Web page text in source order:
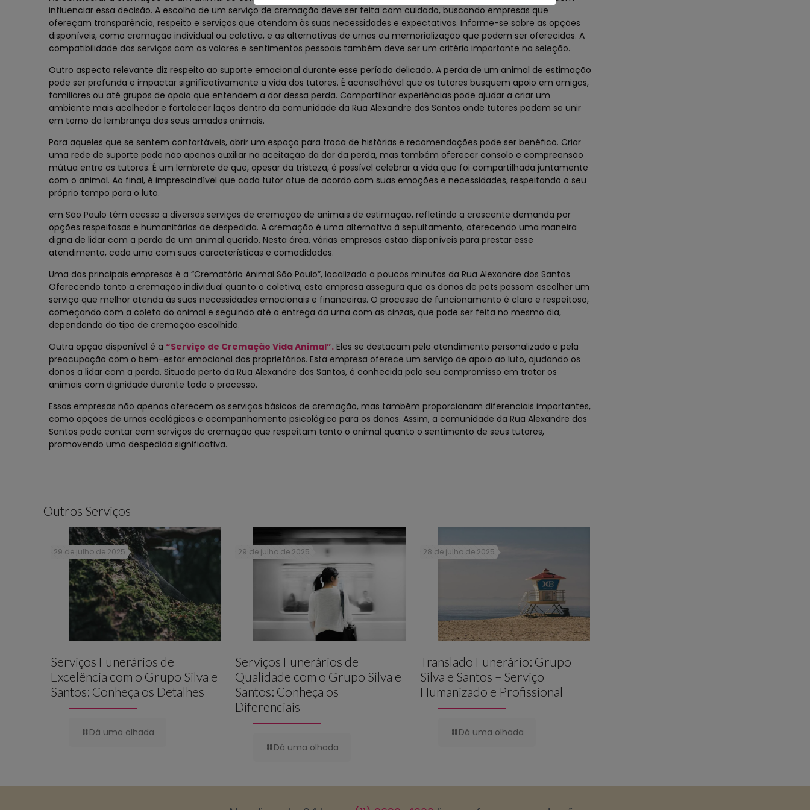
influenciar essa decisão. A escolha de um serviço de cremação deve ser feita com cuidado, buscando empresas que
ofereçam transparência, respeito e serviços que atendam às suas necessidades e expectativas. Informe-se sobre as opções
disponíveis, como cremação individual ou coletiva, e as alternativas de urnas ou memorialização que podem ser oferecidas. A
compatibilidade dos serviços com os valores e sentimentos pessoais também deve ser um critério importante na seleção.
Outro aspecto relevante diz respeito ao suporte emocional durante esse período delicado. A perda de um animal de estimação
pode ser profunda e impactar significativamente a vida dos tutores. É aconselhável que os tutores busquem apoio em amigos,
familiares ou até grupos de apoio que entendem a dor dessa perda. Compartilhar experiências pode ajudar a criar um
ambiente mais acolhedor e fortalecer laços dentro da comunidade da Rua Alexandre dos Santos onde tutores podem se unir
em torno da lembrança dos seus amados animais.
Para aqueles que se sentem confortáveis, abrir um espaço para troca de histórias e recomendações pode ser benéfico. Criar
uma rede de suporte pode não apenas auxiliar na aceitação da dor da perda, mas também oferecer consolo e compreensão
mútua entre os tutores. É um lembrete de que, apesar da tristeza, é possível celebrar a vida que foi compartilhada juntamente
com o animal. Ao final, é imprescindível que cada tutor atue de acordo com suas emoções e necessidades, respeitando o seu
próprio tempo para o luto.
em São Paulo têm acesso a diversos serviços de cremação de animais de estimação, refletindo a crescente demanda por
opções respeitosas e humanitárias de despedida. A cremação é uma alternativa à sepultamento, oferecendo uma maneira
digna de lidar com a perda de um animal querido. Nesta área, várias empresas estão disponíveis para prestar esse
atendimento, cada uma com suas características e comodidades.
Uma das principais empresas é a “Crematório Animal São Paulo”, localizada a poucos minutos da Rua Alexandre dos Santos
Oferecendo tanto a cremação individual quanto a coletiva, esta empresa assegura que os donos de pets possam escolher um
serviço que melhor atenda às suas necessidades emocionais e financeiras. O processo de funcionamento é claro e respeitoso,
começando com a coleta do animal e seguindo até a entrega da urna com as cinzas, que pode ser feita no mesmo dia,
dependendo do tipo de cremação escolhido.
Outra opção disponível é a“Serviço de Cremação Vida Animal”. Eles se destacam pelo atendimento personalizado e pela
preocupação com o bem-estar emocional dos proprietários. Esta empresa oferece um serviço de apoio ao luto, ajudando os
donos a lidar com a perda. Situada perto da Rua Alexandre dos Santos, é conhecida pelo seu compromisso em tratar os
animais com dignidade durante todo o processo.
Essas empresas não apenas oferecem os serviços básicos de cremação, mas também proporcionam diferenciais importantes,
como opções de urnas ecológicas e acompanhamento psicológico para os donos. Assim, a comunidade da Rua Alexandre dos
Santos pode contar com serviços de cremação que respeitam tanto o animal quanto o sentimento de seus tutores,
promovendo uma despedida significativa.
Outros Serviços
29 de julho de 2025
Serviços Funerários de
Excelência com o Grupo Silva e
Santos: Conheça os Detalhes
Dá uma olhada
29 de julho de 2025
Serviços Funerários de
Qualidade com o Grupo Silva e
Santos: Conheça os
Diferenciais
Dá uma olhada
28 de julho de 2025
Translado Funerário: Grupo
Silva e Santos – Serviço
Humanizado e Profissional
Dá uma olhada